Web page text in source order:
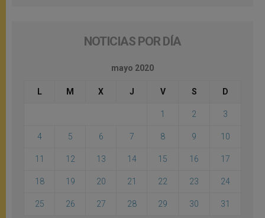
NOTICIAS POR DÍA
mayo 2020
L M X J V S D
1 2 3
4 5 6 7 8 9 10
11 12 13 14 15 16 17
18 19 20 21 22 23 24
25 26 27 28 29 30 31